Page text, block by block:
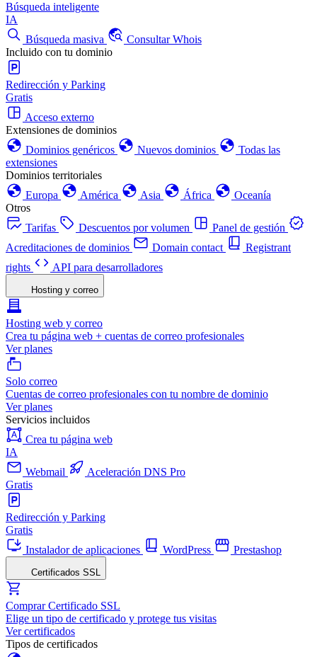
Búsqueda inteligente
IA
Búsqueda masiva
Consultar Whois
Incluido con tu dominio
Redirección y Parking
Gratis
Acceso externo
Extensiones de dominios
Dominios genéricos
Nuevos dominios
Todas las
extensiones
Dominios territoriales
Europa
América Asia África
Oceanía
Otros
Tarifas
Descuentos por volumen
Panel de gestión
Acreditaciones de dominios
Domain contact
Registrant
rights
API para desarrolladores
Hosting y correo
Hosting web y correo
Crea tu página web + cuentas de correo profesionales
Ver planes
Solo correo
Cuentas de correo profesionales con tu nombre de dominio
Ver planes
Servicios incluidos
Crea tu página web
IA
Webmail
Aceleración DNS Pro
Gratis
Redirección y Parking
Gratis
Instalador de aplicaciones
WordPress Prestashop
Certificados SSL
Comprar Certificado SSL
Elige un tipo de certificado y protege tus visitas
Ver certificados
Tipos de certificados